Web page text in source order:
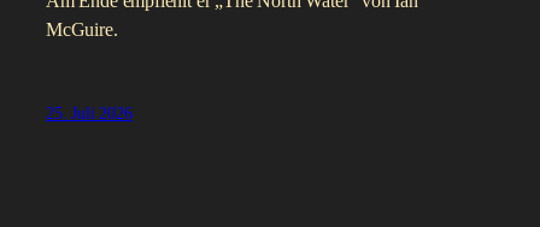
McGuire.
25. Juli 2026